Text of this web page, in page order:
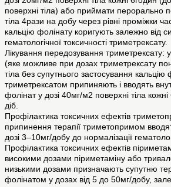
поверхні тіла) або приймати перорально
тіла 4рази на добу через рівні проміжки
кальцію фолінату коригують залежно від
гематологічної токсичності триметрексату.
Лікування передозування триметрексату:
(яке можливе при дозах триметрексату
тіла без супутнього застосування кальцію
триметрексатом припиняють і вводять
фолінат у дозі 40мг/м2 поверхні тіла
діб.
Профілактика токсичних ефектів
припинення терапії триметопримом
дозі 3–10мг/добу до нормалізації
Профілактика токсичних ефектів
високими дозами піриметаміну або
низькими дозами призначають супутню
фолінатом у дозах від 5 до 50мг/добу,